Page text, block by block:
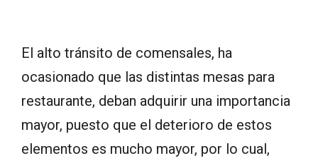
El alto tránsito de comensales, ha
ocasionado que las distintas mesas para
restaurante, deban adquirir una importancia
mayor, puesto que el deterioro de estos
elementos es mucho mayor, por lo cual,